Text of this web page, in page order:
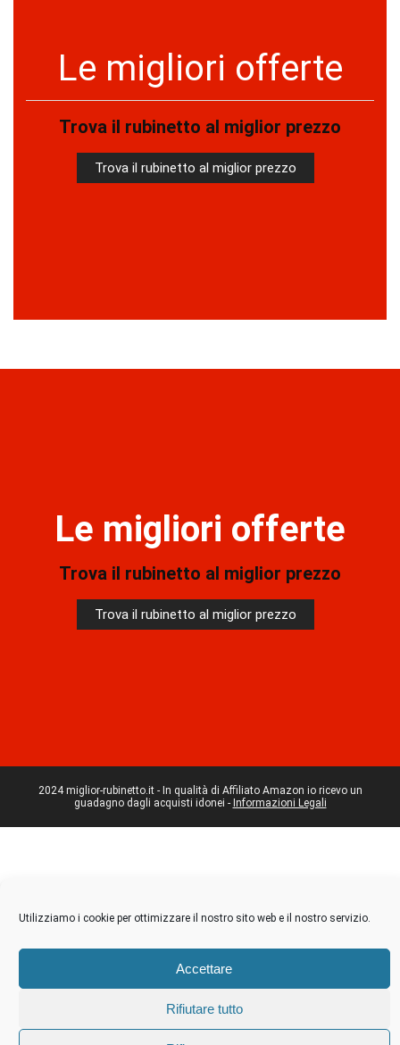
Utilizziamo i cookie per ottimizzare il nostro sito web e il nostro servizio.
Accettare
Rifiutare tutto
Le migliori offerte
Trova il rubinetto al miglior prezzo
Trova il rubinetto al miglior prezzo
Le migliori offerte
Trova il rubinetto al miglior prezzo
Trova il rubinetto al miglior prezzo
2024 miglior-rubinetto.it - In qualità di Affiliato Amazon io ricevo un
guadagno dagli acquisti idonei - Informazioni Legali